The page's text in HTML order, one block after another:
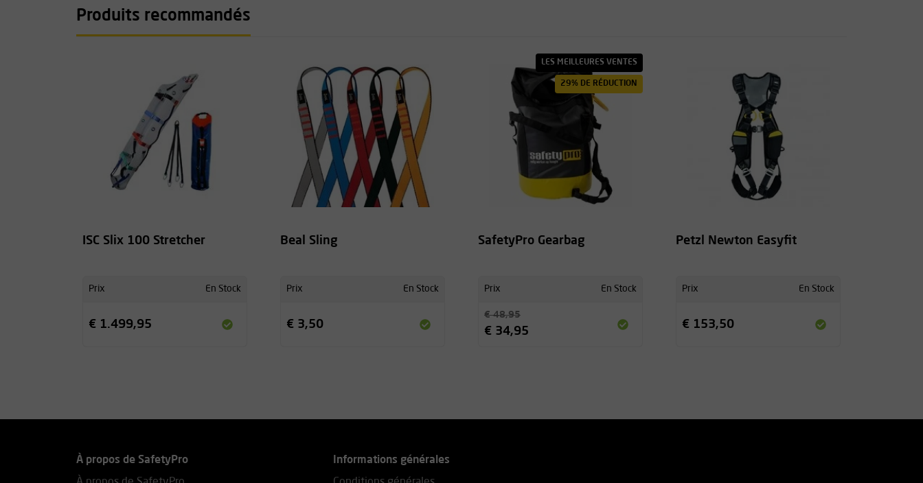
Produits recommandés
ISC Slix 100 Stretcher
Prix En Stock
€ 1.499,95
Beal Sling
Prix En Stock
€ 3,50
LES MEILLEURES VENTES
29% DE RÉDUCTION
SafetyPro Gearbag
Prix En Stock
€ 48,95
€ 34,95
Petzl Newton Easyfit
Prix En Stock
€ 153,50
À propos de SafetyPro
Informations générales